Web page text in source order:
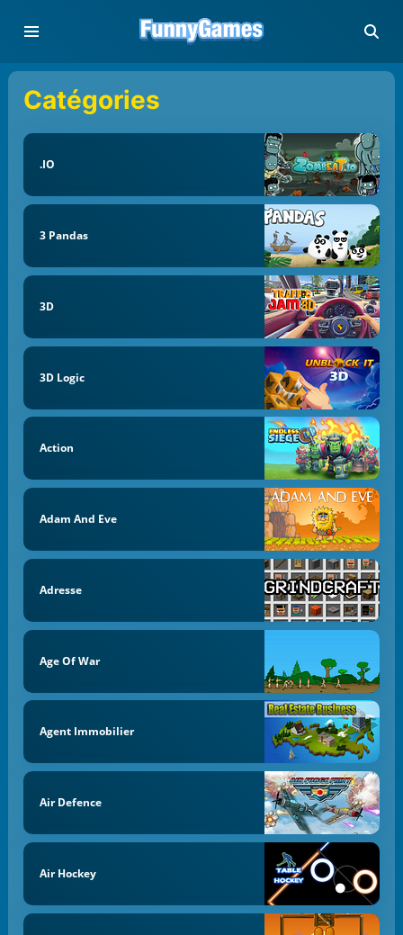
Catégories
.IO
3 Pandas
3D
3D Logic
Action
Adam And Eve
Adresse
Age Of War
Agent Immobilier
Air Defence
Air Hockey